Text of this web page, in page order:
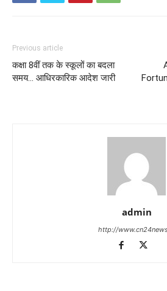
Previous article
कक्षा 8वीं तक के स्कूलों का बदला
समय… आधिरकारिक आदेश जारी
admin
http://